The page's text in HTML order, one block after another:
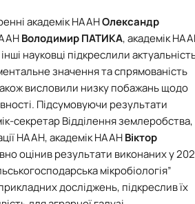
академік НААНОлександр
Володимир ПАТИКА, академік
науковці підкреслили
значення та спрямованість
висловили низку побажань щодо
Підсумовуючи результати
секретар Відділення землеробства,
НААН, академік НААНВіктор
оцінив результати виконаних у
мікробіологія”
досліджень, підкреслив їх